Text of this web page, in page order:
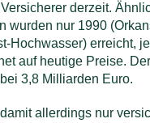
derzeit.
wurden nur 1990
Hochwasser) erreicht,
auf heutige Preise.
3,8 Milliarden Euro.
allerdings nur